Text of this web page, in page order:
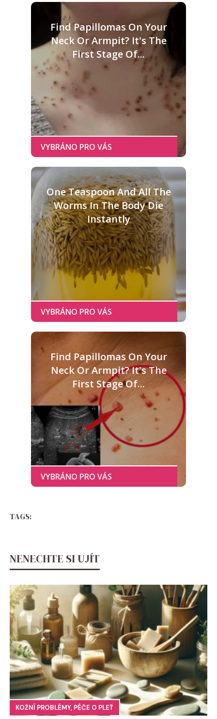
Find Papillomas On Your
Neck Or Armpit? It's The
First Stage Of...
One Teaspoon And All The
Worms In The Body Die
Instantly
Find Papillomas On Your
Neck Or Armpit? It's The
First Stage Of...
TAGS:
NENECHTE SI UJÍT
KOŽNÍ PROBLÉMY, PÉČE O PLEŤ